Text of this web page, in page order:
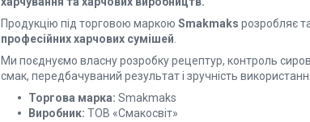
Продукцію під торговою маркою Smakmaks розробляє
професійних харчових сумішей.
Ми поєднуємо власну розробку рецептур, контроль
смак, передбачуваний результат і зручність
Торгова марка: Smakmaks
Виробник: ТОВ «Смакосвіт»